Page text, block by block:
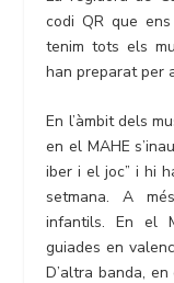
codi QR que
tenim tots els
han preparat per
En l’àmbit dels
en el MAHE
iber i el joc” i hi
setmana. A
infantils. En el
guiades en
D’altra banda,